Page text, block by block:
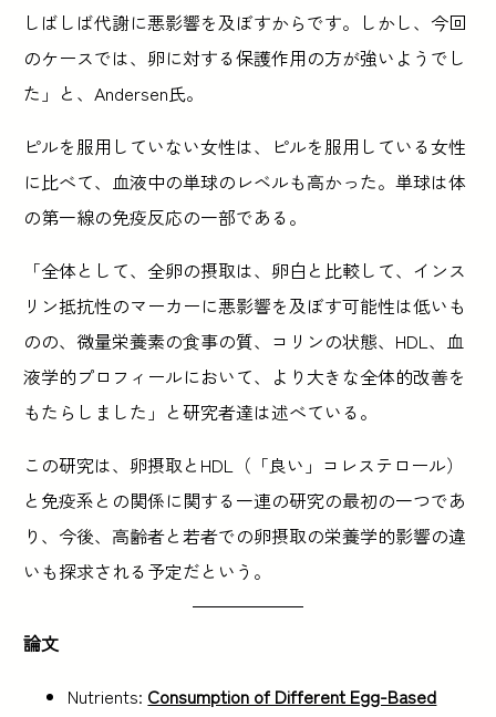
しばしば代謝に悪影響を及ぼすからです。しかし、今回
のケースでは、卵に対する保護作用の方が強いようでし
た」と、Andersen氏。
ピルを服用していない女性は、ピルを服用している女性
に比べて、血液中の単球のレベルも高かった。単球は体
の第一線の免疫反応の一部である。
「全体として、全卵の摂取は、卵白と比較して、インス
リン抵抗性のマーカーに悪影響を及ぼす可能性は低いも
のの、微量栄養素の食事の質、コリンの状態、HDL、血
液学的プロフィールにおいて、より大きな全体的改善を
もたらしました」と研究者達は述べている。
この研究は、卵摂取とHDL（「良い」コレステロール）
と免疫系との関係に関する一連の研究の最初の一つであ
り、今後、高齢者と若者での卵摂取の栄養学的影響の違
いも探求される予定だという。
論文
Nutrients: Consumption of Different Egg-Based